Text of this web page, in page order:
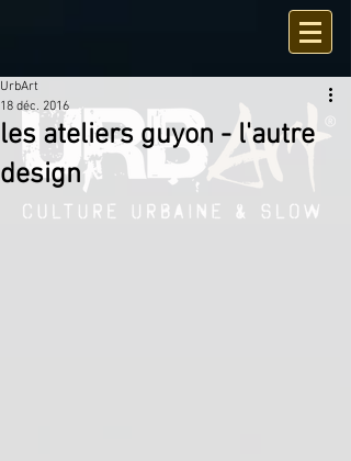
les ateliers guyon - l'autre
design
UrbArt
18 déc. 2016